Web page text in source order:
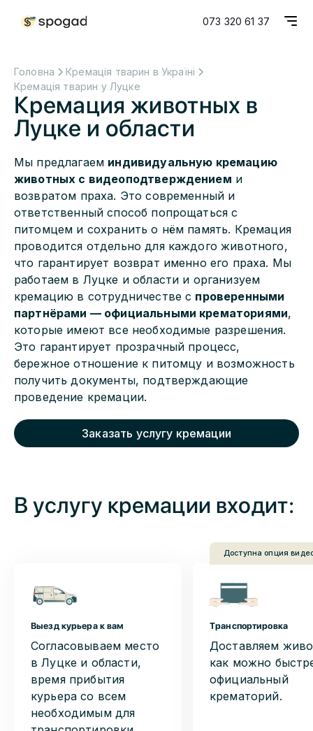
073 320 61 37
Головна
Кремація тварин в Україні
Кремація тварин у Луцке
Кремация животных в
Луцке и области
Мы предлагаем индивидуальную кремацию
животных с видеоподтверждением и
возвратом праха. Это современный и
ответственный способ попрощаться с
питомцем и сохранить о нём память. Кремация
проводится отдельно для каждого животного,
что гарантирует возврат именно его праха. Мы
работаем в Луцке и области и организуем
кремацию в сотрудничестве с проверенными
партнёрами — официальными крематориями,
которые имеют все необходимые разрешения.
Это гарантирует прозрачный процесс,
бережное отношение к питомцу и возможность
получить документы, подтверждающие
проведение кремации.
Заказать услугу кремации
В услугу кремации входит:
Выезд курьера к вам
Согласовываем место
в Луцке и области,
время прибытия
курьера со всем
необходимым для
Транспортировка
Доставляем
как можно
официальный
крематорий.
Доступна опция